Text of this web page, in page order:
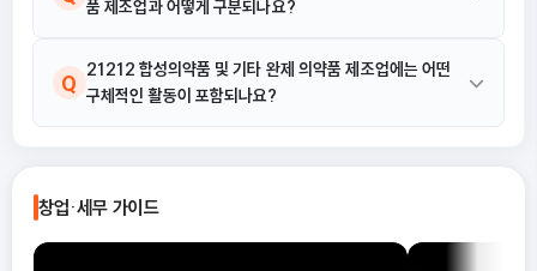
품 제조업과 어떻게 구분되나요?
A 21212 합성의약품 및 기타 완제 의약품 제조업은 생물의약품으로
분류되지 않는 완제 의약품 제조에 해당합니다. 즉, 화학물질의 합성
Q
21212 합성의약품 및 기타 완제 의약품 제조업에는 어떤
구체적인 활동이 포함되나요?
조 활동도 본 산업코드에 포함됩니다.
창업·세무 가이드